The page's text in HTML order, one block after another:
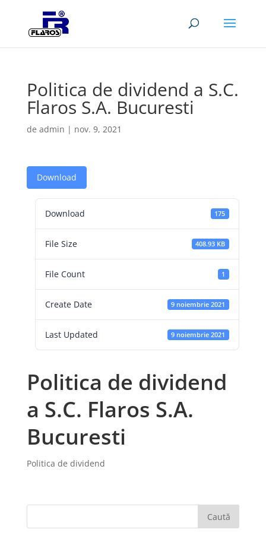
Politica de dividend a S.C.
Flaros S.A. Bucuresti
de admin | nov. 9, 2021
Download
Download 175
File Size 408.93 KB
File Count 1
Create Date 9 noiembrie 2021
Last Updated 9 noiembrie 2021
Politica de dividend
a S.C. Flaros S.A.
Bucuresti
Politica de dividend
Caută